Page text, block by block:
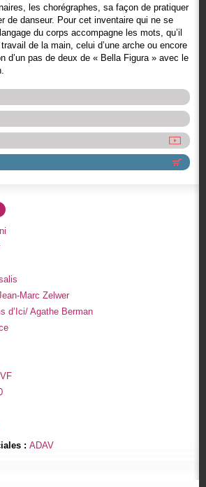
les chorégraphes, sa façon de pratiquer
de danseur. Pour cet inventaire qui ne se
du corps accompagne les mots, qu’il
de la main, celui d’une arche ou encore
d’un pas de deux de « Bella Figura » avec le
Marc Zelwer
d’Ici/ Agathe Berman
: ADAV